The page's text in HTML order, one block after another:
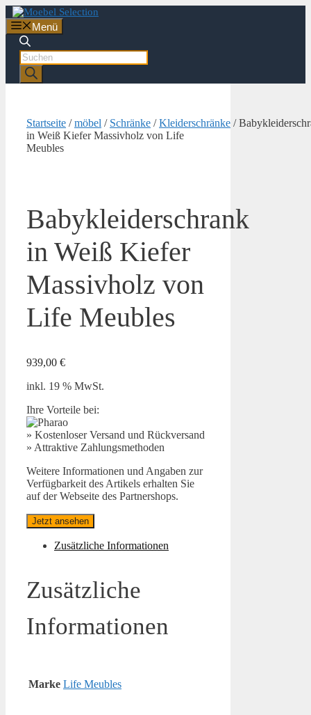
Zum
Inhalt
springen
Menü
Products
search
Startseite /möbel / Schränke /Kleiderschränke /
in Weiß Kiefer Massivholz von Life
Meubles
Babykleiderschrank
in Weiß Kiefer
Massivholz von
Life Meubles
939,00 €
inkl. 19 % MwSt.
Ihre Vorteile bei:
» Kostenloser Versand und Rückversand
» Attraktive Zahlungsmethoden
Weitere Informationen und Angaben zur
Verfügbarkeit des Artikels erhalten Sie
auf der Webseite des Partnershops.
Jetzt ansehen
Zusätzliche Informationen
Zusätzliche
Informationen
Marke Life Meubles